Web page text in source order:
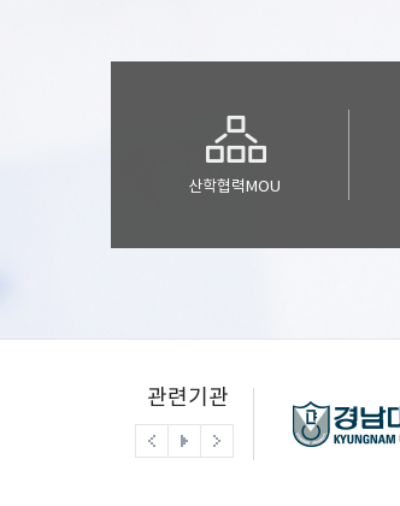
산학협력MOU
관련기관